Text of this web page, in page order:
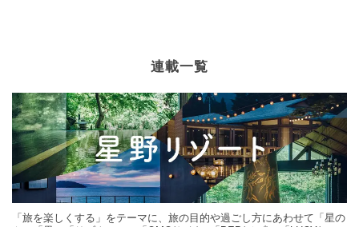
連載一覧
「旅を楽しくする」をテーマに、旅の目的や過ごし方にあわせて「星の